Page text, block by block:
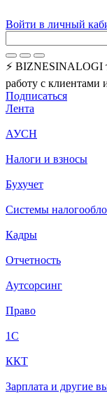
Войти в личный
⚡ BIZNESINALOGI
работу с клиентами
Подписаться
Лента
АУСН
Налоги и взносы
Бухучет
Системы
Кадры
Отчетность
Аутсорсинг
Право
1С
ККТ
Зарплата и другие